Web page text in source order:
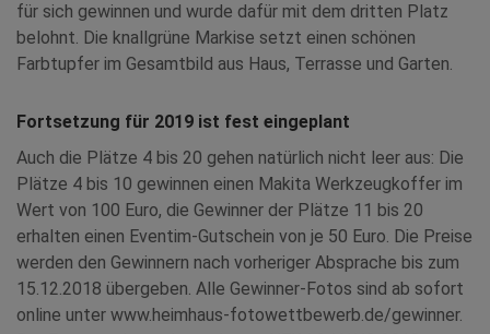
für sich gewinnen und wurde dafür mit dem dritten Platz
belohnt. Die knallgrüne Markise setzt einen schönen
Farbtupfer im Gesamtbild aus Haus, Terrasse und Garten.
Fortsetzung für 2019 ist fest eingeplant
Auch die Plätze 4 bis 20 gehen natürlich nicht leer aus: Die
Plätze 4 bis 10 gewinnen einen Makita Werkzeugkoffer im
Wert von 100 Euro, die Gewinner der Plätze 11 bis 20
erhalten einen Eventim-Gutschein von je 50 Euro. Die Preise
werden den Gewinnern nach vorheriger Absprache bis zum
15.12.2018 übergeben. Alle Gewinner-Fotos sind ab sofort
online unter www.heimhaus-fotowettbewerb.de/gewinner.